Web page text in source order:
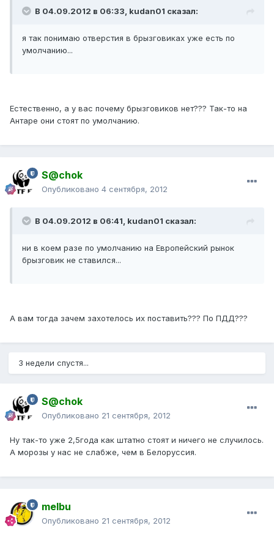
В 04.09.2012 в 06:33, kudan01 сказал:
я так понимаю отверстия в брызговиках уже есть по
умолчанию...
Естественно, а у вас почему брызговиков нет??? Так-то на
Антаре они стоят по умолчанию.
S@chok
Опубликовано 4 сентября, 2012
В 04.09.2012 в 06:41, kudan01 сказал:
ни в коем разе по умолчанию на Европейский рынок
брызговик не ставился...
А вам тогда зачем захотелось их поставить??? По ПДД???
3 недели спустя...
S@chok
Опубликовано 21 сентября, 2012
Ну так-то уже 2,5года как штатно стоят и ничего не случилось.
А морозы у нас не слабже, чем в Белоруссия.
melbu
Опубликовано 21 сентября, 2012